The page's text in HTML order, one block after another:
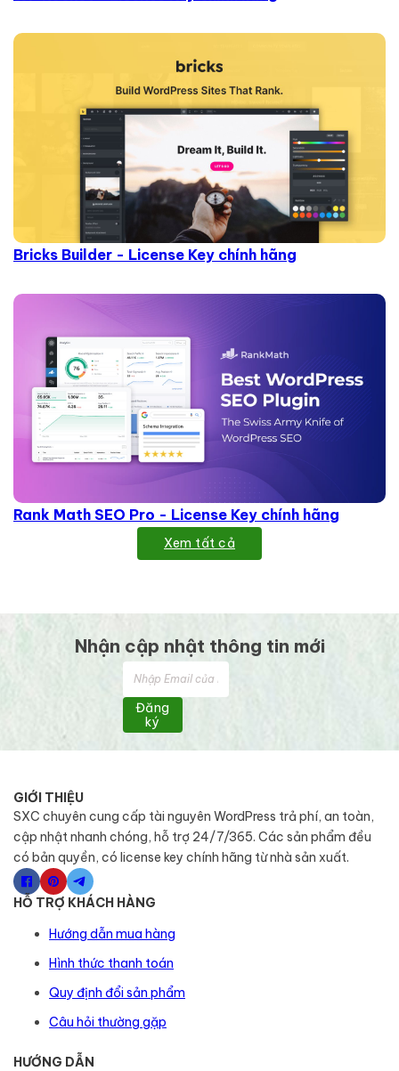
Bricks Builder - License Key chính hãng
Rank Math SEO Pro - License Key chính hãng
Xem tất cả
Nhận cập nhật thông tin mới
Đăng
ký
GIỚI THIỆU
SXC chuyên cung cấp tài nguyên WordPress trả phí, an toàn,
cập nhật nhanh chóng, hỗ trợ 24/7/365. Các sản phẩm đều
có bản quyền, có license key chính hãng từ nhà sản xuất.
HỖ TRỢ KHÁCH HÀNG
Hướng dẫn mua hàng
Hình thức thanh toán
Quy định đổi sản phẩm
Câu hỏi thường gặp
HƯỚNG DẪN